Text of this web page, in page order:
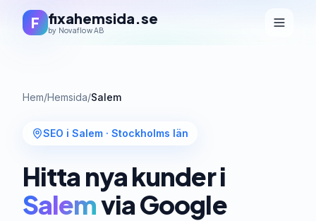
F fixahemsida.se
by Novaflow AB
Hem/Hemsida/Salem
SEO i Salem · Stockholms län
Hitta nya kunder i
Salemvia Google